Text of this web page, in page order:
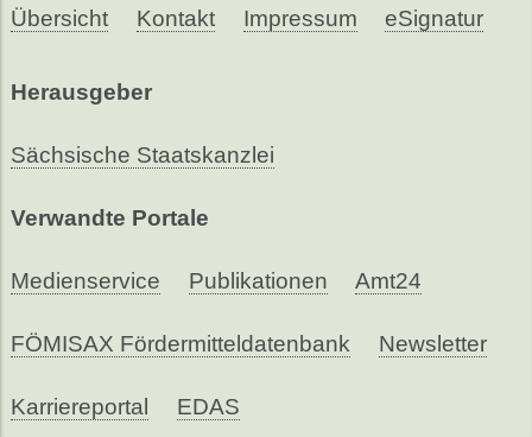
Übersicht Kontakt Impressum eSignatur
Herausgeber
Sächsische Staatskanzlei
Verwandte Portale
Medienservice Publikationen Amt24
FÖMISAX Fördermitteldatenbank Newsletter
Karriereportal EDAS